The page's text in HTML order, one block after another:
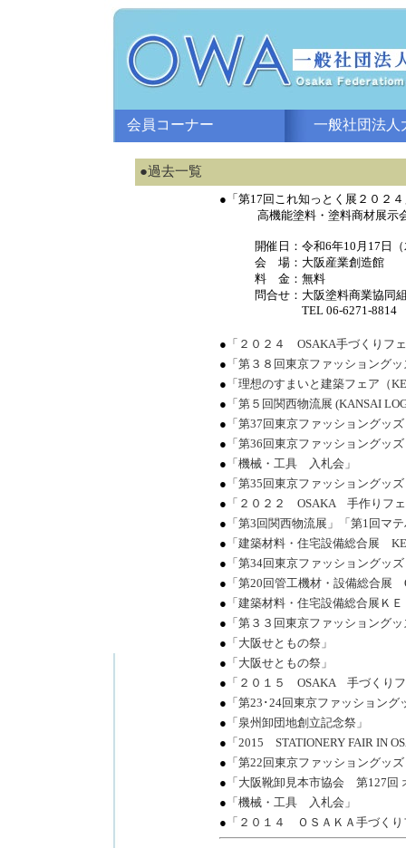
会員コーナー 一般社団法人
●過去一覧
●「第17回これ知っとく展２０２
高機能塗料・塗料商材展示
開催日：令和6年10月17日（
会 場：大阪産業創造館
料 金：無料
問合せ：大阪塗料商業協同
TEL 06-6271-8814
● 「２０２４ OSAKA手づくりフ
● 「第３８回東京ファッショング
● 「理想のすまいと建築フェア（
● 「第５回関西物流展 (KANSAI
● 「第37回東京ファッショングッ
● 「第36回東京ファッショングッ
● 「機械・工具 入札会」
● 「第35回東京ファッショングッ
● 「２０２２ OSAKA 手作りフ
● 「第3回関西物流展」「第1回マ
● 「建築材料・住宅設備総合展
● 「第34回東京ファッショングッ
● 「第20回管工機材・設備総合展
● 「建築材料・住宅設備総合展Ｋ
● 「第３３回東京ファッショング
● 「大阪せともの祭」
● 「大阪せともの祭」
● 「２０１５ OSAKA 手づくり
● 「第23･24回東京ファッション
● 「泉州卸団地創立記念祭」
● 「2015 STATIONERY FAIR IN
● 「第22回東京ファッショングッ
● 「大阪靴卸見本市協会 第127回
● 「機械・工具 入札会」
● 「２０１４ ＯＳＡＫＡ手づくり